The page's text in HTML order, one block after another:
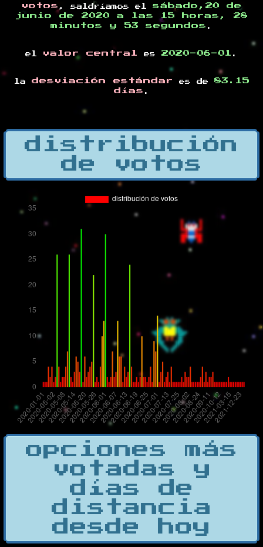
votos , saldríamos el sábado,20 de
junio de 2020 a las 15 horas, 28
minutos y 53 segundos .
el valor central es 2020-06-01 .
la desviación estándar es de 83.15
días .
distribución
de votos
opciones más
votadas y
días de
distancia
desde hoy